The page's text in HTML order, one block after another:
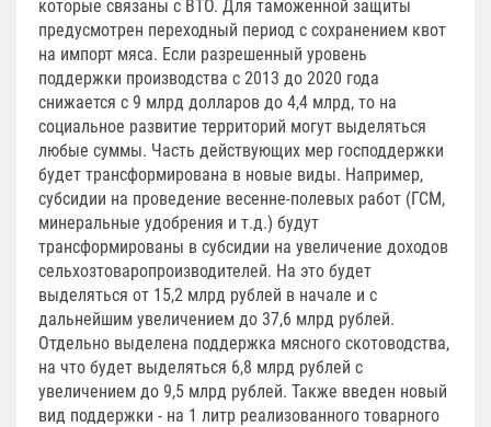
которые связаны с ВТО. Для таможенной защиты
предусмотрен переходный период с сохранением квот
на импорт мяса. Если разрешенный уровень
поддержки производства с 2013 до 2020 года
снижается с 9 млрд долларов до 4,4 млрд, то на
социальное развитие территорий могут выделяться
любые суммы. Часть действующих мер господдержки
будет трансформирована в новые виды. Например,
субсидии на проведение весенне-полевых работ (ГСМ,
минеральные удобрения и т.д.) будут
трансформированы в субсидии на увеличение доходов
сельхозтоваропроизводителей. На это будет
выделяться от 15,2 млрд рублей в начале и с
дальнейшим увеличением до 37,6 млрд рублей.
Отдельно выделена поддержка мясного скотоводства,
на что будет выделяться 6,8 млрд рублей с
увеличением до 9,5 млрд рублей. Также введен новый
вид поддержки - на 1 литр реализованного товарного